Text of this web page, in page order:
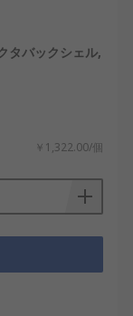
タバックシェル,
￥1,322.00/個